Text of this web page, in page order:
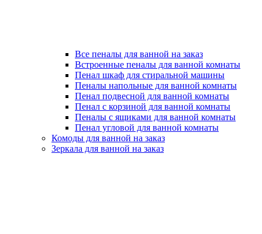
Все пеналы для ванной на заказ
Встроенные пеналы для ванной комнаты
Пенал шкаф для стиральной машины
Пеналы напольные для ванной комнаты
Пенал подвесной для ванной комнаты
Пенал с корзиной для ванной комнаты
Пеналы с ящиками для ванной комнаты
Пенал угловой для ванной комнаты
Комоды для ванной на заказ
Зеркала для ванной на заказ